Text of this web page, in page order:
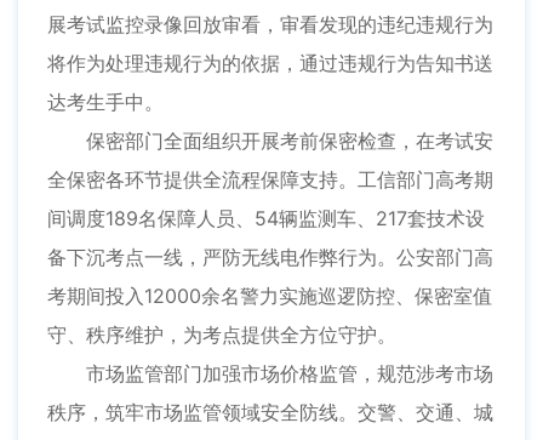
展考试监控录像回放审看，审看发现的违纪违规行为
将作为处理违规行为的依据，通过违规行为告知书送
达考生手中。
保密部门全面组织开展考前保密检查，在考试安
全保密各环节提供全流程保障支持。工信部门高考期
间调度189名保障人员、54辆监测车、217套技术设
备下沉考点一线，严防无线电作弊行为。公安部门高
考期间投入12000余名警力实施巡逻防控、保密室值
守、秩序维护，为考点提供全方位守护。
市场监管部门加强市场价格监管，规范涉考市场
秩序，筑牢市场监管领域安全防线。交警、交通、城